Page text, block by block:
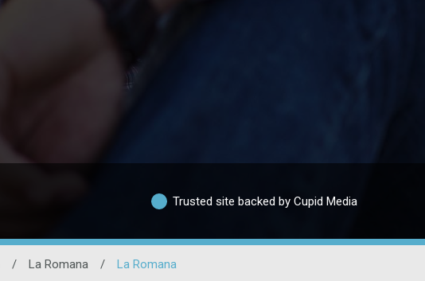
Trusted site backed by Cupid Media
/ La Romana / La Romana